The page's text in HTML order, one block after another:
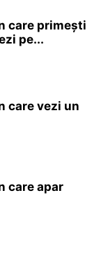
care primești
pe...
care vezi un
care apar